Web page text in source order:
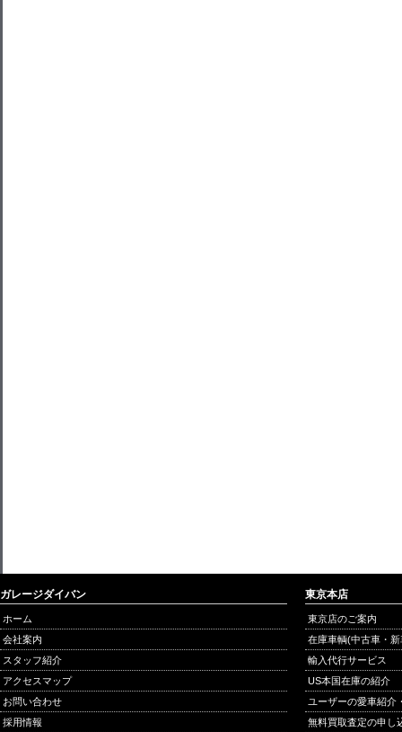
ガレージダイバン
ホーム
会社案内
スタッフ紹介
アクセスマップ
お問い合わせ
採用情報
東京本店
東京店のご案内
在庫車輌(中古車・
輸入代行サービス
US本国在庫の紹介
ユーザーの愛車紹介
無料買取査定の申し